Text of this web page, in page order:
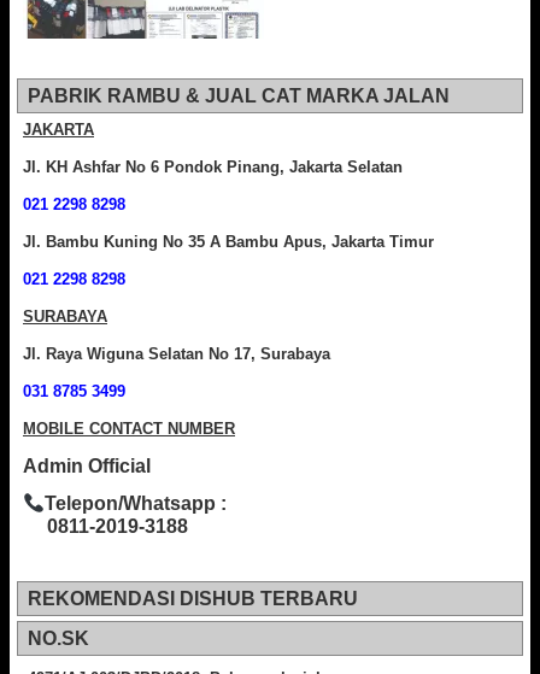
PABRIK RAMBU & JUAL CAT MARKA JALAN
JAKARTA
Jl. KH Ashfar No 6 Pondok Pinang, Jakarta Selatan
021 2298 8298
Jl. Bambu Kuning No 35 A Bambu Apus, Jakarta Timur
021 2298 8298
SURABAYA
Jl. Raya Wiguna Selatan No 17, Surabaya
031 8785 3499
MOBILE CONTACT NUMBER
Admin Official
Telepon/Whatsapp :
0811-2019-3188
REKOMENDASI DISHUB TERBARU
NO.SK